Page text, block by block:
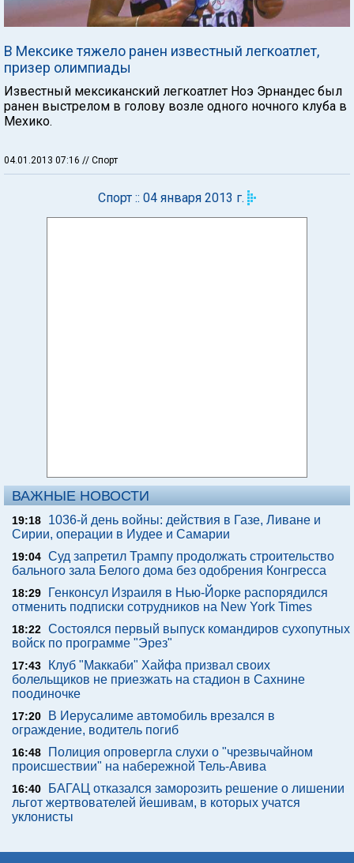
В Мексике тяжело ранен известный легкоатлет,
призер олимпиады
Известный мексиканский легкоатлет Ноэ Эрнандес был
ранен выстрелом в голову возле одного ночного клуба в
Мехико.
04.01.2013 07:16 // Спорт
Спорт :: 04 января 2013 г.
ВАЖНЫЕ НОВОСТИ
19:18
1036-й день войны: действия в Газе, Ливане и
Сирии, операции в Иудее и Самарии
19:04 Суд запретил Трампу продолжать строительство
бального зала Белого дома без одобрения Конгресса
18:29
Генконсул Израиля в Нью-Йорке распорядился
отменить подписки сотрудников на New York Times
18:22 Состоялся первый выпуск командиров сухопутных
войск по программе "Эрез"
17:43
Клуб "Маккаби" Хайфа призвал своих
болельщиков не приезжать на стадион в Сахнине
поодиночке
17:20
В Иерусалиме автомобиль врезался в
ограждение, водитель погиб
16:48
Полиция опровергла слухи о "чрезвычайном
происшествии" на набережной Тель-Авива
16:40
БАГАЦ отказался заморозить решение о лишении
льгот жертвователей йешивам, в которых учатся
уклонисты